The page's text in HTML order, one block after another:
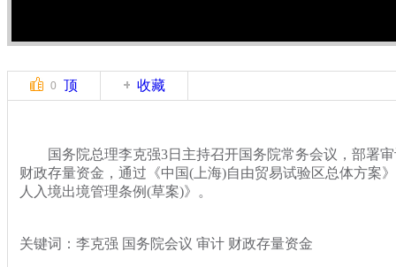
0 顶 收藏
国务院总理李克强3日主持召开国务院常务会议，部署审
财政存量资金，通过《中国(上海)自由贸易试验区总体方案
人入境出境管理条例(草案)》。
关键词：李克强 国务院会议 审计 财政存量资金